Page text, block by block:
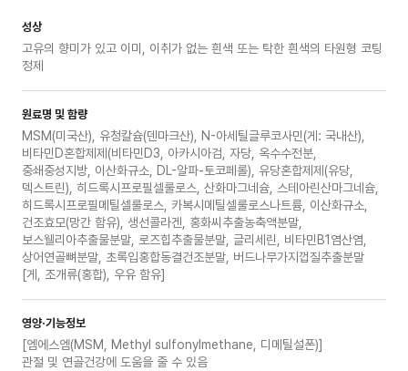
성상
고유의 향미가 있고 이미, 이취가 없는 흰색 또는 탁한 흰색의 타원형 코팅
정제
원료명 및 함량
MSM(미국산), 유청칼슘(덴마크산), N-아세틸글루코사민(게: 국내산),
비타민D혼합제제(비타민D3, 아카시아검, 자당, 옥수수전분,
중쇄중성지방, 이산화규소, DL-알파-토코페롤), 유당혼합제제(유당,
덱스트린), 히드록시프로필셀룰로스, 산화마그네슘, 스테아린산마그네슘,
히드록시프로필메틸셀룰로스, 카복시메틸셀룰로스나트륨, 이산화규소,
건조효모(망간 함유), 생선콜라겐, 홍화씨추출농축액분말,
보스웰리아추출물분말, 로즈힙추출물분말, 글리세린, 비타민B1염산염,
상어연골뼈분말, 초록입홍합동결건조분말, 버드나무가지껍질추출분말
[게, 조개류(홍합), 우유 함유]
영양·기능정보
[엠에스엠(MSM, Methyl sulfonylmethane, 디메틸설폰)]
관절 및 연골건강에 도움을 줄 수 있음